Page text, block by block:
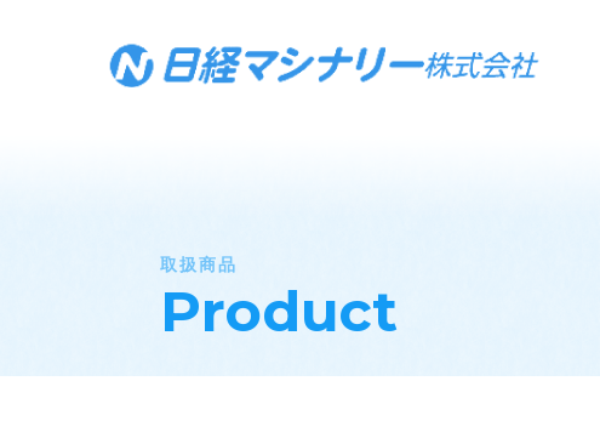
取扱商品
Product